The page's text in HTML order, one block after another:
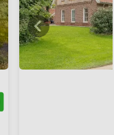
Bekijk